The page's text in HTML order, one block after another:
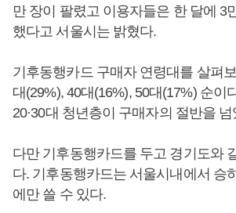
만 장이 팔렸고 이용자들은 한 달에 3
했다고 서울시는 밝혔다.
기후동행카드 구매자 연령대를 살펴
대(29%), 40대(16%), 50대(17%) 순이
20·30대 청년층이 구매자의 절반을 넘
다만 기후동행카드를 두고 경기도와
다. 기후동행카드는 서울시내에서 승
에만 쓸 수 있다.